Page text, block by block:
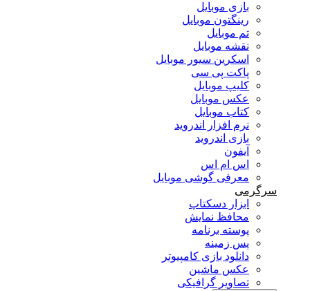
بازی موبایل
رینگتون موبایل
تم موبایل
نقشه موبایل
اسکرین سیور موبایل
پاکت پی سی
کلیپ موبایل
عکس موبایل
کتاب موبایل
نرم افزار اندروید
بازی اندروید
آیفون
اس ام اس
معرفی گوشی موبایل
سرگرمی
ابزار دسکتاپ
محافظ نمایش
پوسته برنامه
پس زمینه
دانلود بازی کامپیوتر
عکس ماشین
تصاویر گرافیکی